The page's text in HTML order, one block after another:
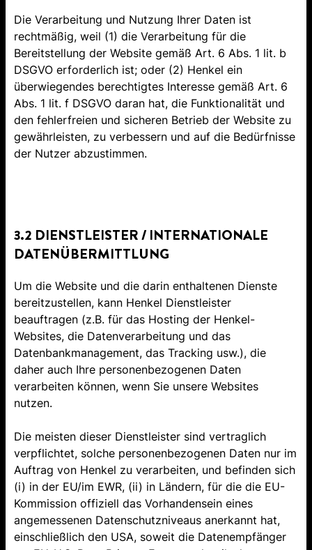
Die Verarbeitung und Nutzung Ihrer Daten ist
rechtmäßig, weil (1) die Verarbeitung für die
Bereitstellung der Website gemäß Art. 6 Abs. 1 lit. b
DSGVO erforderlich ist; oder (2) Henkel ein
überwiegendes berechtigtes Interesse gemäß Art. 6
Abs. 1 lit. f DSGVO daran hat, die Funktionalität und
den fehlerfreien und sicheren Betrieb der Website zu
gewährleisten, zu verbessern und auf die Bedürfnisse
der Nutzer abzustimmen.
3.2 DIENSTLEISTER / INTERNATIONALE
DATENÜBERMITTLUNG
Um die Website und die darin enthaltenen Dienste
bereitzustellen, kann Henkel Dienstleister
beauftragen (z.B. für das Hosting der Henkel-
Websites, die Datenverarbeitung und das
Datenbankmanagement, das Tracking usw.), die
daher auch Ihre personenbezogenen Daten
verarbeiten können, wenn Sie unsere Websites
nutzen.
Die meisten dieser Dienstleister sind vertraglich
verpflichtet, solche personenbezogenen Daten nur im
Auftrag von Henkel zu verarbeiten, und befinden sich
(i) in der EU/im EWR, (ii) in Ländern, für die die EU-
Kommission offiziell das Vorhandensein eines
angemessenen Datenschutzniveaus anerkannt hat,
einschließlich den USA, soweit die Datenempfänger